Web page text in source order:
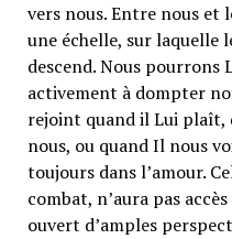
vers nous. Entre nous et
une échelle, sur laquelle
descend. Nous
activement à dompter
rejoint quand il Lui plaît,
nous, ou quand Il nous
toujours dans lʼamour.
combat, nʼaura pas
ouvert dʼamples